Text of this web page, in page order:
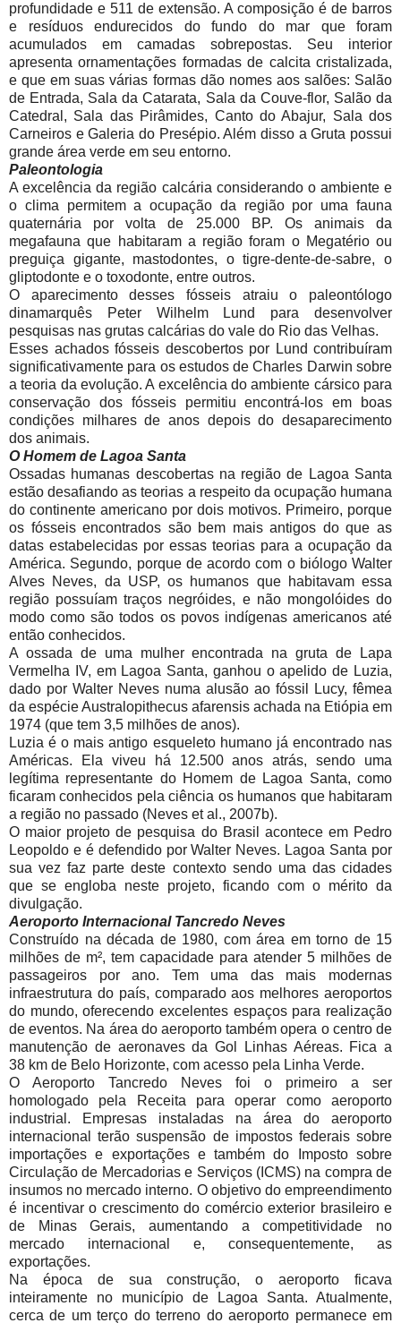
profundidade e 511 de extensão. A composição é de barros
e resíduos endurecidos do fundo do mar que foram
acumulados em camadas sobrepostas. Seu interior
apresenta ornamentações formadas de calcita cristalizada,
e que em suas várias formas dão nomes aos salões: Salão
de Entrada, Sala da Catarata, Sala da Couve-flor, Salão da
Catedral, Sala das Pirâmides, Canto do Abajur, Sala dos
Carneiros e Galeria do Presépio. Além disso a Gruta possui
grande área verde em seu entorno.
Paleontologia
A excelência da região calcária considerando o ambiente e
o clima permitem a ocupação da região por uma fauna
quaternária por volta de 25.000 BP. Os animais da
megafauna que habitaram a região foram o Megatério ou
preguiça gigante, mastodontes, o tigre-dente-de-sabre, o
gliptodonte e o toxodonte, entre outros.
O aparecimento desses fósseis atraiu o paleontólogo
dinamarquês Peter Wilhelm Lund para desenvolver
pesquisas nas grutas calcárias do vale do Rio das Velhas.
Esses achados fósseis descobertos por Lund contribuíram
significativamente para os estudos de Charles Darwin sobre
a teoria da evolução. A excelência do ambiente cársico para
conservação dos fósseis permitiu encontrá-los em boas
condições milhares de anos depois do desaparecimento
dos animais.
O Homem de Lagoa Santa
Ossadas humanas descobertas na região de Lagoa Santa
estão desafiando as teorias a respeito da ocupação humana
do continente americano por dois motivos. Primeiro, porque
os fósseis encontrados são bem mais antigos do que as
datas estabelecidas por essas teorias para a ocupação da
América. Segundo, porque de acordo com o biólogo Walter
Alves Neves, da USP, os humanos que habitavam essa
região possuíam traços negróides, e não mongolóides do
modo como são todos os povos indígenas americanos até
então conhecidos.
A ossada de uma mulher encontrada na gruta de Lapa
Vermelha IV, em Lagoa Santa, ganhou o apelido de Luzia,
dado por Walter Neves numa alusão ao fóssil Lucy, fêmea
da espécie Australopithecus afarensis achada na Etiópia em
1974 (que tem 3,5 milhões de anos).
Luzia é o mais antigo esqueleto humano já encontrado nas
Américas. Ela viveu há 12.500 anos atrás, sendo uma
legítima representante do Homem de Lagoa Santa, como
ficaram conhecidos pela ciência os humanos que habitaram
a região no passado (Neves et al., 2007b).
O maior projeto de pesquisa do Brasil acontece em Pedro
Leopoldo e é defendido por Walter Neves. Lagoa Santa por
sua vez faz parte deste contexto sendo uma das cidades
que se engloba neste projeto, ficando com o mérito da
divulgação.
Aeroporto Internacional Tancredo Neves
Construído na década de 1980, com área em torno de 15
milhões de m², tem capacidade para atender 5 milhões de
passageiros por ano. Tem uma das mais modernas
infraestrutura do país, comparado aos melhores aeroportos
do mundo, oferecendo excelentes espaços para realização
de eventos. Na área do aeroporto também opera o centro de
manutenção de aeronaves da Gol Linhas Aéreas. Fica a
38 km de Belo Horizonte, com acesso pela Linha Verde.
O Aeroporto Tancredo Neves foi o primeiro a ser
homologado pela Receita para operar como aeroporto
industrial. Empresas instaladas na área do aeroporto
internacional terão suspensão de impostos federais sobre
importações e exportações e também do Imposto sobre
Circulação de Mercadorias e Serviços (ICMS) na compra de
insumos no mercado interno. O objetivo do empreendimento
é incentivar o crescimento do comércio exterior brasileiro e
de Minas Gerais, aumentando a competitividade no
mercado internacional e, consequentemente, as
exportações.
Na época de sua construção, o aeroporto ficava
inteiramente no município de Lagoa Santa. Atualmente,
cerca de um terço do terreno do aeroporto permanece em